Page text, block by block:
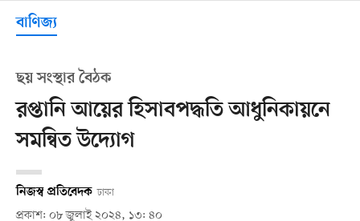
বাণিজ্য
ছয় সংস্থার বৈঠক
রপ্তানি আয়ের হিসাবপদ্ধতি আধুনিকায়নে
সমন্বিত উদ্যোগ
নিজস্ব প্রতিবেদক ঢাকা
প্রকাশ: ০৮ জুলাই ২০২৪, ১৩: ৪০